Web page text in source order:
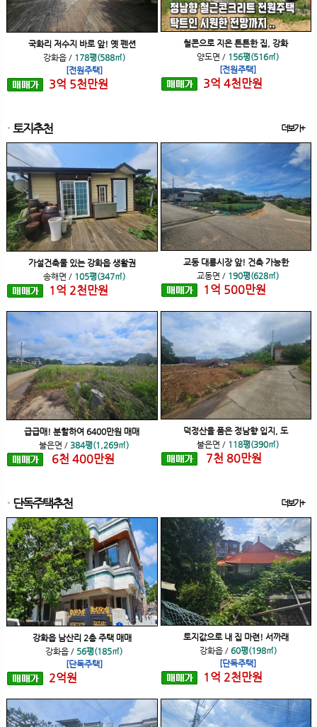
국화리 저수지 바로 앞! 옛 펜션
강화읍/ 178평(588㎡)
[전원주택]
3억 5천만원
철콘으로 지은 튼튼한 집, 강화
양도면 / 156평(516㎡)
[전원주택]
3억 4천만원
토지추천 더보기+
가설건축물 있는 강화읍 생활권
송해면 / 105평(347㎡)
1 억 2천만원
교동 대룡시장 앞! 건축 가능한
교동면 / 190평(628㎡)
1 억 500만원
급급매! 분할하여 6400만원 매매
불은면 / 384평(1,269㎡)
6천 400만원
덕정산을 품은 정남향 입지, 도
불은면 / 118평(390㎡)
7천 80만원
단독주택추천 더보기+
강화읍 남산리 2층 주택 매매
강화읍 / 56평(185㎡)
[단독주택]
2억원
토지값으로 내 집 마련! 서까래
강화읍/ 60평(198㎡)
[단독주택]
1 억 2천만원